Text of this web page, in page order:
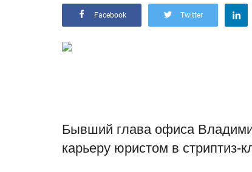
Facebook Twitter
Бывший глава офиса
карьеру юристом в стриптиз-